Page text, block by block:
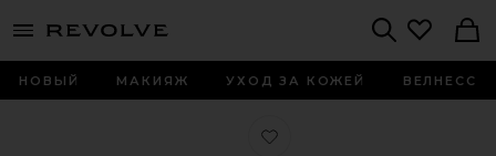
menu - shows more content
НОВЫЙ МАКИЯЖ УХОД ЗА КОЖЕЙ ВЕЛНЕСС
Любимое СВЕЧА SIGNATURE CANDLE